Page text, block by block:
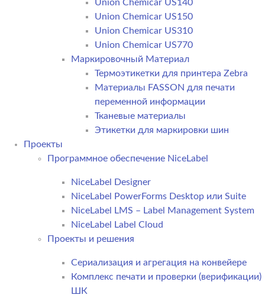
Union Chemicar US140
Union Chemicar US150
Union Chemicar US310
Union Chemicar US770
Маркировочный Материал
Термоэтикетки для принтера Zebra
Материалы FASSON для печати
переменной информации
Тканевые материалы
Этикетки для маркировки шин
Проекты
Программное обеспечение NiceLabel
NiceLabel Designer
NiceLabel PowerForms Desktop или Suite
NiceLabel LMS – Label Management System
NiceLabel Label Cloud
Проекты и решения
Сериализация и агрегация на конвейере
Комплекс печати и проверки (верификации)
ШК